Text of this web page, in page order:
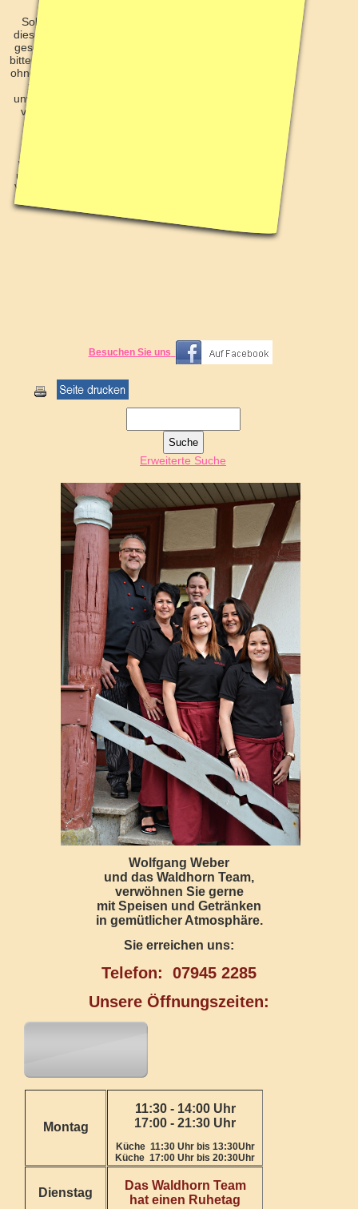
Sollte der Inhalt oder die Aufmachung
dieser Seiten fremde Rechte Dritter oder
gesetzliche Bestimmungen verletzen, so
bitte ich um eine entsprechende Nachricht
ohne Kostennote. Ich garantiere, dass die
zu Recht beanstandeten Passagen
unverzüglich entfernt werden, ohne dass
von Ihrer Seite die Einschaltung eines
werde ich vollumfänglich zurückweisen
und gegebenenfalls Gegenklage wegen
Verletzung vorgenannter Bestimmungen
Besuchen Sie uns
Erweiterte Suche
Wolfgang Weber
und das Waldhorn Team,
verwöhnen Sie gerne
mit Speisen und Getränken
in gemütlicher Atmosphäre.
Sie erreichen uns:
Telefon: 07945 2285
Unsere Öffnungszeiten:
Montag
11:30 - 14:00 Uhr
17:00 - 21:30 Uhr
Küche 11:30 Uhr bis 13:30Uhr
Küche 17:00 Uhr bis 20:30Uhr
Dienstag
Das Waldhorn Team
hat einen Ruhetag